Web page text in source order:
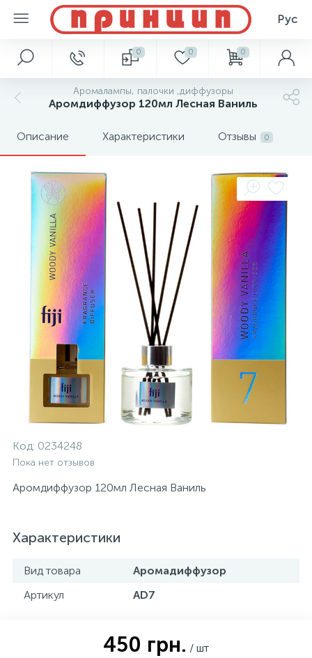
Рус
0 0 0
Аромалампы, палочки ,диффузоры
Аромдиффузор 120мл Лесная Ваниль
Описание Характеристики Отзывы 0
Код: 0234248
Пока нет отзывов
Аромдиффузор 120мл Лесная Ваниль
Характеристики
Вид товара
Аромадиффузор
Артикул
AD7
450 грн. / шт